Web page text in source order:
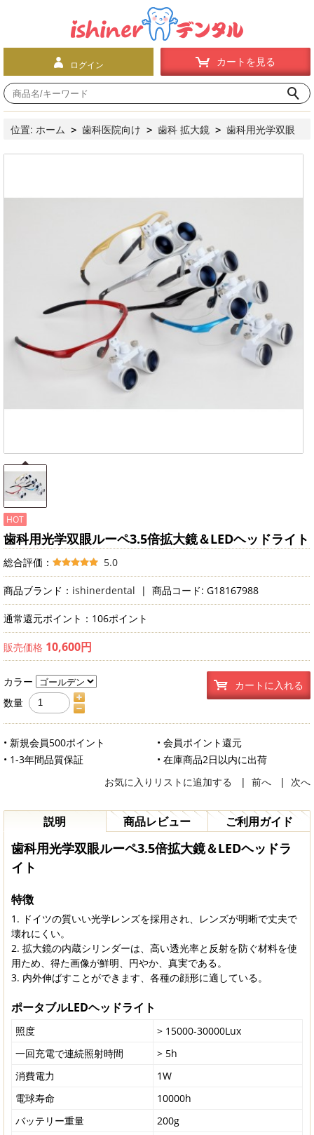
ログイン カートを見る
位置: ホーム > 歯科医院向け > 歯科 拡大鏡 > 歯科用光学双眼
HOT
歯科用光学双眼ルーペ3.5倍拡大鏡＆LEDヘッドライト
総合評価： 5.0
商品ブランド： ishinerdental | 商品コード: G18167988
通常還元ポイント：106ポイント
販売価格 10,600円
カラー
数量
カートに入れる
• 新規会員500ポイント
• 会員ポイント還元
• 1-3年間品質保証
• 在庫商品2日以内に出荷
お気に入りリストに追加する
| 前へ | 次へ
説明 商品レビュー ご利用ガイド
歯科用光学双眼ルーペ3.5倍拡大鏡＆LEDヘッドラ
イト
特徴
ドイツの質いい光学レンズを採用され、レンズが明晰で丈夫で
壊れにくい。
拡大鏡の内蔵シリンダーは、高い透光率と反射を防ぐ材料を使
用ため、得た画像が鮮明、円やか、真実である。
内外伸ばすことができます、各種の顔形に適している。
ポータブルLEDヘッドライト
照度
> 15000-30000Lux
一回充電で連続照射時間
> 5h
消費電力
1W
電球寿命
10000h
バッテリー重量
200g